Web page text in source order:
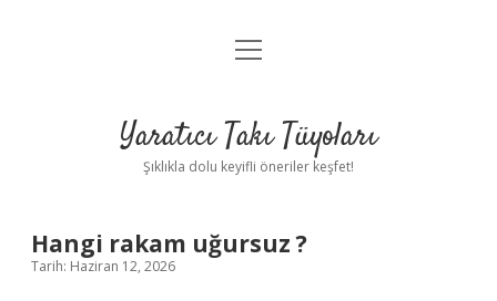
Anasayfa
Yasal Uyarı
menüyü
Yaratıcı Takı Tüyoları
Şıklıkla dolu keyifli öneriler keşfet!
Hangi rakam uğursuz ?
Tarih: Haziran 12, 2026